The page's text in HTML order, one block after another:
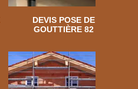
DEVIS POSE DE
GOUTTIÈRE 82